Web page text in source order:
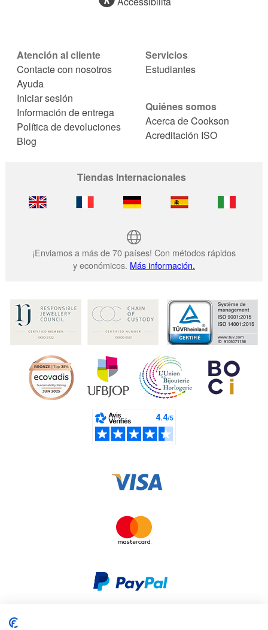
Atención al cliente
Contacte con nosotros
Ayuda
Iniciar sesión
Información de entrega
Política de devoluciones
Blog
Servicios
Estudiantes
Quiénes somos
Acerca de Cookson
Acreditación ISO
Tiendas Internacionales
¡Enviamos a más de 70 países! Con métodos rápidos
y económicos. Más información.